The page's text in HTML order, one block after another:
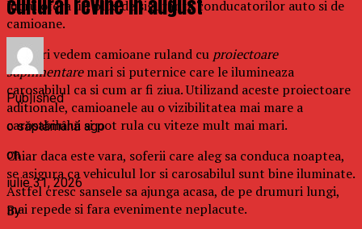
lucru ofera un plus de siguranta conducatorilor auto si de
camioane.
Deseori vedem camioane ruland cu proiectoare
suplimentaremari si puternice care le ilumineaza
carosabilul ca si cum ar fi ziua. Utilizand aceste proiectoare
aditionale, camioanele au o vizibilitatea mai mare a
carosabilului si pot rula cu viteze mult mai mari.
Chiar daca este vara, soferii care aleg sa conduca noaptea,
se asigura ca vehiculul lor si carosabilul sunt bine iluminate.
Astfel cresc sansele sa ajunga acasa, de pe drumuri lungi,
mai repede si fara evenimente neplacute.
cultural revine in august
Published
o săptămână ago
on
iulie 31, 2026
By